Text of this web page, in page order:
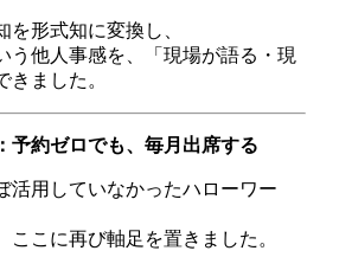
形式知に変換し、
う他人事感を、「現場が語る・現
きました。
予約ゼロでも、毎月出席する
活用していなかったハローワー
ここに再び軸足を置きました。